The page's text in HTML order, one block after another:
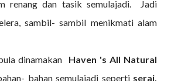
renang dan tasik semulajadi. Jadi
sambil- sambil menikmati alam
dinamakan Haven 's All Natural
bahan semulajadi seperti serai,